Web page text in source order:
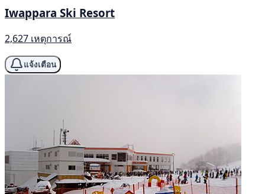
Iwappara Ski Resort
2,627 เหตุการณ์
แจ้งเตือน